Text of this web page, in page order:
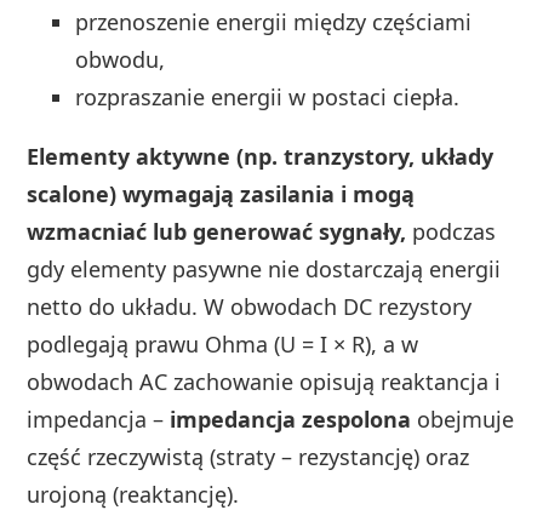
przenoszenie energii między częściami
obwodu,
rozpraszanie energii w postaci ciepła.
Elementy aktywne (np. tranzystory, układy
scalone) wymagają zasilania i mogą
wzmacniać lub generować sygnały, podczas
gdy elementy pasywne nie dostarczają energii
netto do układu. W obwodach DC rezystory
podlegają prawu Ohma (U = I × R), a w
obwodach AC zachowanie opisują reaktancja i
impedancja – impedancja zespolona obejmuje
część rzeczywistą (straty – rezystancję) oraz
urojoną (reaktancję).